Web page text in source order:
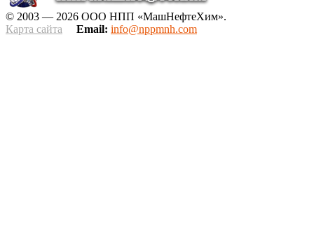
© 2003 — 2026 ООО НПП «МашНефтеХим».
Карта сайта
Email: info@nppmnh.com